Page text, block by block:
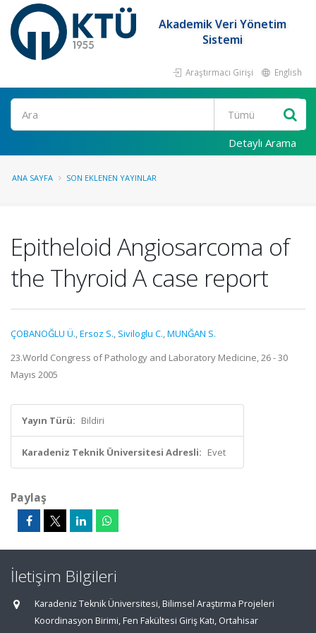
Akademik Veri Yönetim
Sistemi
Araştırmacı Girişi English
Ara
Detaylı Arama
ANA SAYFA SON EKLENEN YAYINLAR
Epitheloid Angiosarcoma of
the Thyroid A case report
ÇOBANOĞLU Ü.,Ersoz S., Siviloglu C.,MUNĞAN S.
23.World Congress of Pathology and Laboratory Medicine, 26 - 30
Mayıs 2005
Yayın Türü: Bildiri
Karadeniz Teknik Üniversitesi Adresli: Evet
Paylaş
İletişim Bilgileri
Karadeniz Teknik Üniversitesi, Bilimsel Araştırma Projeleri
Koordinasyon Birimi, Fen Fakültesi Giriş Katı, Ortahisar